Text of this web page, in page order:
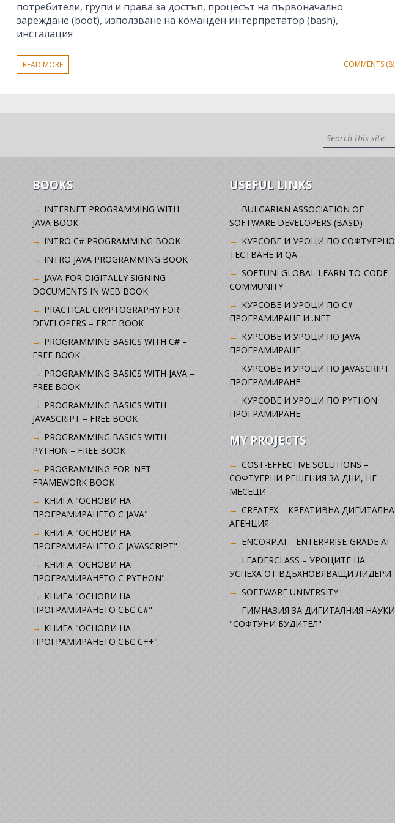
потребители, групи и права за достъп, процесът на първоначално
зареждане (boot), използване на команден интерпретатор (bash),
инсталация
READ MORE COMMENTS (8)
BOOKS
INTERNET PROGRAMMING WITH
JAVA BOOK
INTRO C# PROGRAMMING BOOK
INTRO JAVA PROGRAMMING BOOK
JAVA FOR DIGITALLY SIGNING
DOCUMENTS IN WEB BOOK
PRACTICAL CRYPTOGRAPHY FOR
DEVELOPERS – FREE BOOK
PROGRAMMING BASICS WITH C# –
FREE BOOK
PROGRAMMING BASICS WITH JAVA –
FREE BOOK
PROGRAMMING BASICS WITH
JAVASCRIPT – FREE BOOK
PROGRAMMING BASICS WITH
PYTHON – FREE BOOK
PROGRAMMING FOR .NET
FRAMEWORK BOOK
КНИГА "ОСНОВИ НА
ПРОГРАМИРАНЕТО С JAVA"
КНИГА "ОСНОВИ НА
ПРОГРАМИРАНЕТО С JAVASCRIPT"
КНИГА "ОСНОВИ НА
ПРОГРАМИРАНЕТО С PYTHON"
КНИГА "ОСНОВИ НА
ПРОГРАМИРАНЕТО СЪС C#"
КНИГА "ОСНОВИ НА
ПРОГРАМИРАНЕТО СЪС C++"
USEFUL LINKS
BULGARIAN ASSOCIATION OF
SOFTWARE DEVELOPERS (BASD)
KУРСОВЕ И УРОЦИ ПО СОФТУЕРНО
ТЕСТВАНЕ И QA
SOFTUNI GLOBAL LEARN-TO-CODE
COMMUNITY
КУРСОВЕ И УРОЦИ ПО C#
ПРОГРАМИРАНЕ И .NET
КУРСОВЕ И УРОЦИ ПО JAVA
ПРОГРАМИРАНЕ
КУРСОВЕ И УРОЦИ ПО JAVASCRIPT
ПРОГРАМИРАНЕ
КУРСОВЕ И УРОЦИ ПО PYTHON
ПРОГРАМИРАНЕ
MY PROJECTS
COST-EFFECTIVE SOLUTIONS –
СОФТУЕРНИ РЕШЕНИЯ ЗА ДНИ, НЕ
МЕСЕЦИ
CREATEX – КРЕАТИВНА ДИГИТАЛНА
АГЕНЦИЯ
ENCORP.AI – ENTERPRISE-GRADE AI
LEADERCLASS – УРОЦИТЕ НА
УСПЕХА ОТ ВДЪХНОВЯВАЩИ ЛИДЕРИ
SOFTWARE UNIVERSITY
ГИМНАЗИЯ ЗА ДИГИТАЛНИЯ НАУКИ
"СОФТУНИ БУДИТЕЛ"